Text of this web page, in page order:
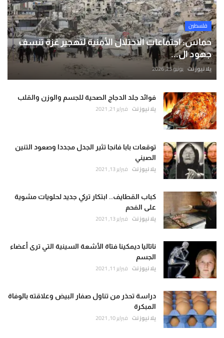
فلسطين
حماس: اجتماعات الاحتلال الأمنية لتهجير غزة تنسف
جهود ال...
يلا نيوز نت يونيو 25, 2026
فوائد جلد الدجاج الصحية للجسم والوزن والقلب
يلا نيوز نت فبراير 21, 2021
توقعات بابا فانجا تثير الجدل مجددا وصعود التنين
الصيني
يلا نيوز نت فبراير 13, 2021
كباب القطايف.. ابتكار تركي جديد لحلويات مشوية
على الفحم
يلا نيوز نت فبراير 13, 2021
ناتاليا ديمكينا فتاة الأشعة السينية التي ترى أعضاء
الجسم
يلا نيوز نت فبراير 11, 2021
دراسة تحذر من تناول صفار البيض وعلاقته بالوفاة
المبكرة
يلا نيوز نت فبراير 10, 2021